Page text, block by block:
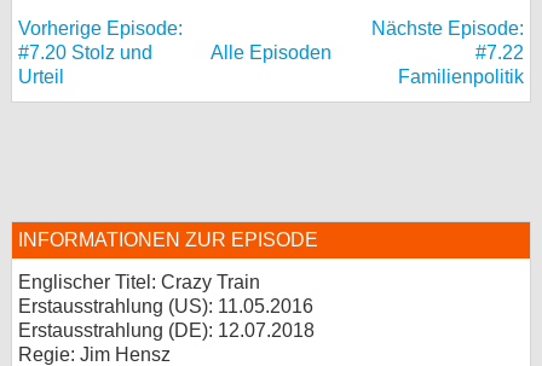
Vorherige Episode:
#7.20 Stolz und
Urteil
Alle Episoden
Nächste Episode:
#7.22
Familienpolitik
INFORMATIONEN ZUR EPISODE
Englischer Titel: Crazy Train
Erstausstrahlung (US): 11.05.2016
Erstausstrahlung (DE): 12.07.2018
Regie: Jim Hensz